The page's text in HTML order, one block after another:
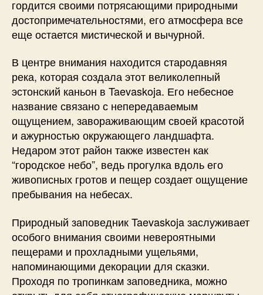
гордится своими потрясающими природными
достопримечательностями, его атмосфера все
еще остается мистической и вычурной.
В центре внимания находится стародавняя
река, которая создала этот великолепный
эстонский каньон в Taevaskoja. Его небесное
название связано с непередаваемым
ощущением, завораживающим своей красотой
и ажурностью окружающего ландшафта.
Недаром этот район также известен как
“городское небо”, ведь прогулка вдоль его
живописных гротов и пещер создает ощущение
пребывания на небесах.
Природный заповедник Taevaskoja заслуживает
особого внимания своими невероятными
пещерами и прохладными ущельями,
напоминающими декорации для сказки.
Проходя по тропинкам заповедника, можно